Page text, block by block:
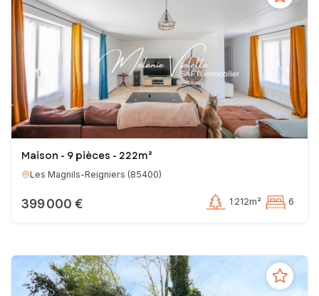
Maison - 9 pièces - 222m²
Les Magnils-Reigniers (85400)
399 000 € 1 212m² 6